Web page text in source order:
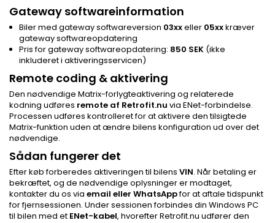
Gateway softwareinformation
Biler med gateway softwareversion 03xxeller 05xxkræver
gateway softwareopdatering
Pris for gateway softwareopdatering: 850 SEK (ikke
inkluderet i aktiveringsservicen)
Remote coding & aktivering
Den nødvendige Matrix-forlygteaktivering og relaterede
kodning udføres remote af Retrofit.nu via ENet-forbindelse.
Processen udføres kontrolleret for at aktivere den tilsigtede
Matrix-funktion uden at ændre bilens konfiguration ud over det
nødvendige.
Sådan fungerer det
Efter køb forberedes aktiveringen til bilens VIN. Når betaling er
bekræftet, og de nødvendige oplysninger er modtaget,
kontakter du os via email eller WhatsAppfor at aftale tidspunkt
for fjernsessionen. Under sessionen forbindes din Windows PC
til bilen med et ENet-kabel, hvorefter Retrofit.nu udfører den